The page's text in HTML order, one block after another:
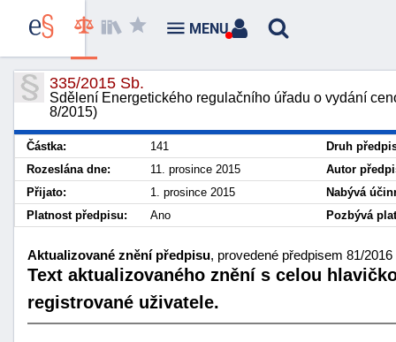
335/2015 Sb.
Sdělení Energetického regulačního úřadu o vydání
8/2015)
Částka: 141
Druh
Rozeslána dne:
11. prosince 2015
Autor
Přijato:
1. prosince 2015
Nabývá
Platnost předpisu:
Ano Pozbývá
Aktualizované znění předpisu, provedené předpisem 81/
Text aktualizovaného znění s celou
registrované uživatele.
MENU